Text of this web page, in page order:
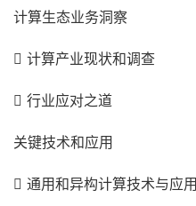
计算生态业务洞察
 计算产业现状和调查
 行业应对之道
关键技术和应用
 通用和异构计算技术与应用